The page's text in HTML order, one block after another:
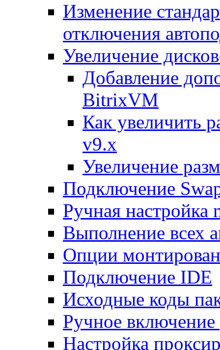
Изменение
отключения
Увеличение
Добавление
BitrixVM
Как увеличить
v9.x
Увеличение
Подключение
Ручная настройка
Выполнение всех
Опции
Подключение IDE
Исходные коды
Ручное
Настройка